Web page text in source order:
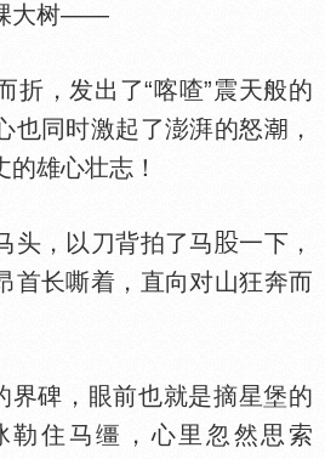
大树——
，发出了“喀喳”震天般的
也同时激起了澎湃的怒
，
雄心壮志！
，以刀背拍了马
一下，
首长嘶着，直向对山狂奔而
碑，眼前也就是摘星堡的
勒住马缰，心里忽然思索